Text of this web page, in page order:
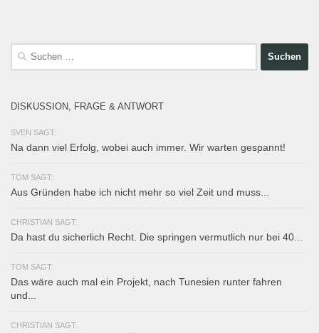
Suchen
DISKUSSION, FRAGE & ANTWORT
SVEN SAGT:
Na dann viel Erfolg, wobei auch immer. Wir warten gespannt!
TOM SAGT:
Aus Gründen habe ich nicht mehr so viel Zeit und muss...
CHRISTIAN SAGT:
Da hast du sicherlich Recht. Die springen vermutlich nur bei 40...
TOM SAGT:
Das wäre auch mal ein Projekt, nach Tunesien runter fahren
und...
CHRISTIAN SAGT: